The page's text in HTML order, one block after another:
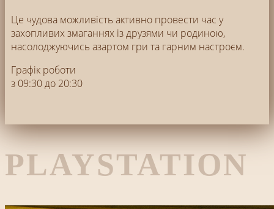
Це чудова можливість активно провести час у
захопливих змаганнях із друзями чи родиною,
насолоджуючись азартом гри та гарним настроєм.
Графік роботи
з 09:30 до 20:30
PLAYSTATION